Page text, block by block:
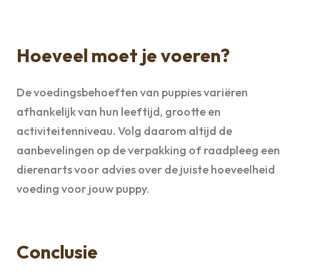
Hoeveel moet je voeren?
De voedingsbehoeften van puppies variëren
afhankelijk van hun leeftijd, grootte en
activiteitenniveau. Volg daarom altijd de
aanbevelingen op de verpakking of raadpleeg een
dierenarts voor advies over de juiste hoeveelheid
voeding voor jouw puppy.
Conclusie